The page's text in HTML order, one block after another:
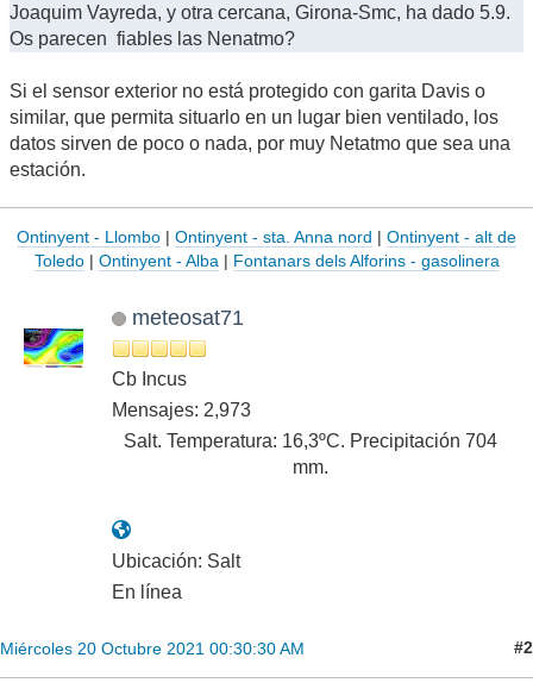
Joaquim Vayreda, y otra cercana, Girona-Smc, ha dado 5.9.
Os parecen fiables las Nenatmo?
Si el sensor exterior no está protegido con garita Davis o
similar, que permita situarlo en un lugar bien ventilado, los
datos sirven de poco o nada, por muy Netatmo que sea una
estación.
Ontinyent - Llombo | Ontinyent - sta. Anna nord | Ontinyent - alt de
Toledo| Ontinyent - Alba| Fontanars dels Alforins - gasolinera
meteosat71
Cb Incus
Mensajes: 2,973
Salt. Temperatura: 16,3ºC. Precipitación 704
mm.
Ubicación: Salt
En línea
Miércoles 20 Octubre 2021 00:30:30 AM #2